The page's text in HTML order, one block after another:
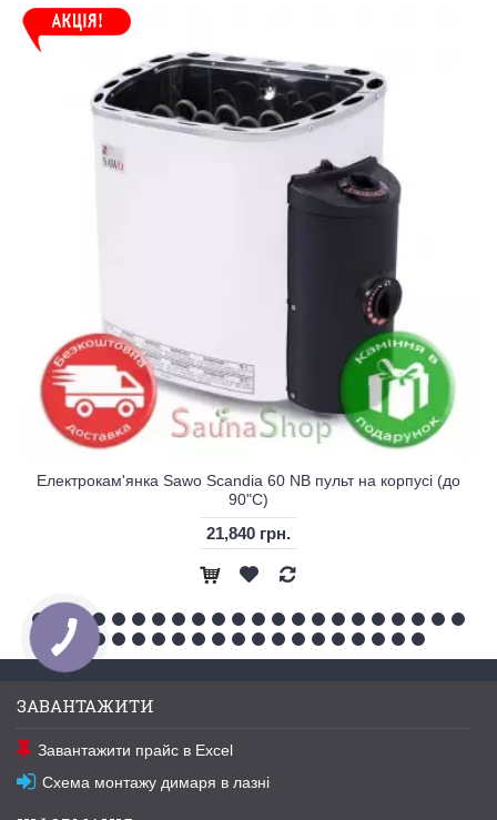
Електрокам'янка Sawo Scandia 60 NB пульт на корпусі (до
90"С)
21,840 грн.
ЗАВАНТАЖИТИ
Завантажити прайс в Excel
Схема монтажу димаря в лазні